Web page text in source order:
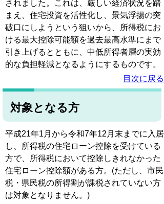
されました。これは、厳しい経済状況を踏
まえ、住宅投資を活性化し、景気浮揚の突
破口にしようという狙いから、所得税にお
ける最大控除可能額を過去最高水準にまで
引き上げるとともに、中低所得者層の実効
的な負担軽減となるようにするものです。
目次に戻る
対象となる方
平成21年1月から令和7年12月末までに入居
し、所得税の住宅ローン控除を受けている
方で、所得税において控除しきれなかった
住宅ローン控除額がある方。(ただし、市民
税・県民税の所得割が課税されていない方
は対象となりません。)